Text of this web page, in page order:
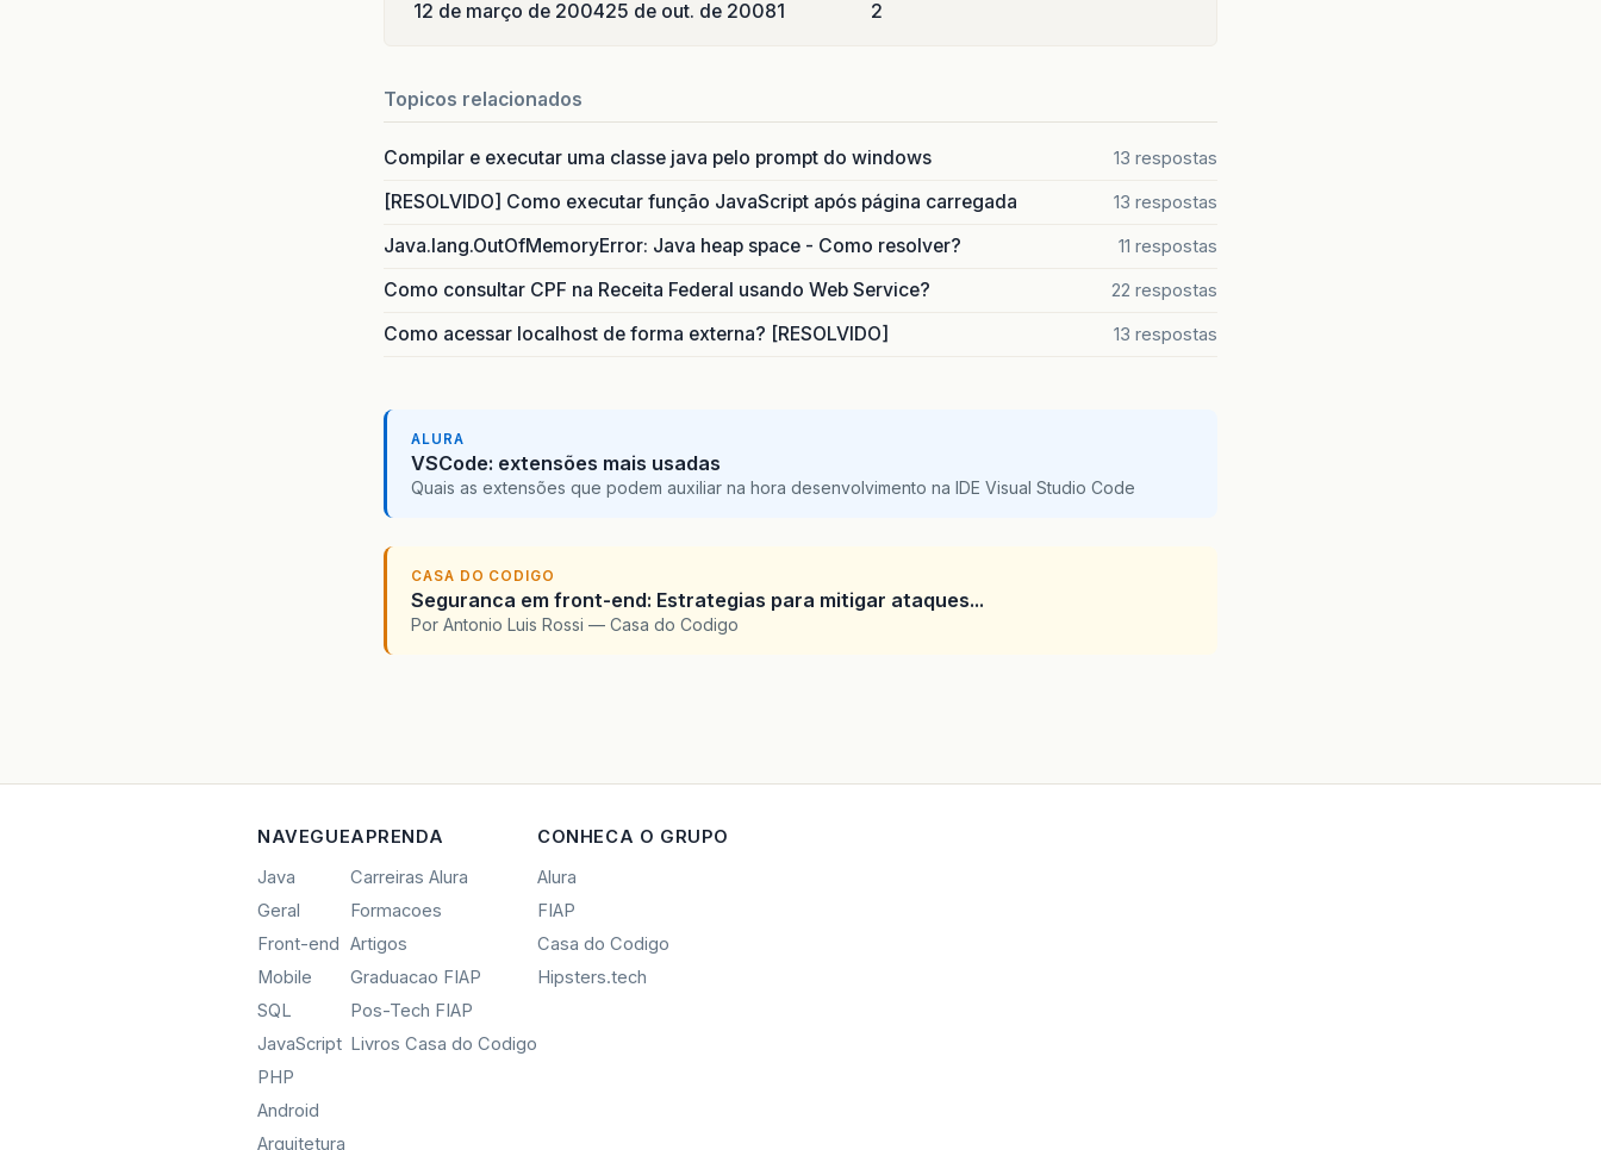
12 de março de 200425 de out. de 20081 2
Topicos relacionados
Compilar e executar uma classe java pelo prompt do windows 13 respostas
[RESOLVIDO] Como executar função JavaScript após página carregada 13 respostas
Java.lang.OutOfMemoryError: Java heap space - Como resolver? 11 respostas
Como consultar CPF na Receita Federal usando Web Service? 22 respostas
Como acessar localhost de forma externa? [RESOLVIDO] 13 respostas
ALURA
VSCode: extensões mais usadas
Quais as extensões que podem auxiliar na hora desenvolvimento na IDE Visual Studio Code
CASA DO CODIGO
Seguranca em front-end: Estrategias para mitigar ataques...
Por Antonio Luis Rossi — Casa do Codigo
NAVEGUE
Java
Geral
Front-end
Mobile
SQL
JavaScript
PHP
Android
Arquitetura
APRENDA
Carreiras Alura
Formacoes
Artigos
Graduacao FIAP
Pos-Tech FIAP
Livros Casa do Codigo
CONHECA O GRUPO
Alura
FIAP
Casa do Codigo
Hipsters.tech